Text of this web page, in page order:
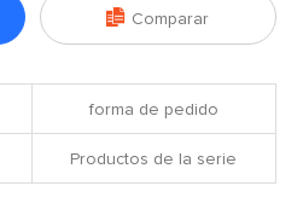
 Comparar
forma de pedido
Productos de la serie